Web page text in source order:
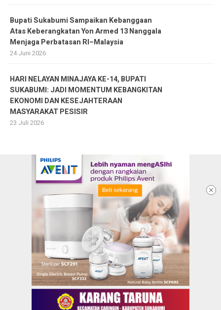
Bupati Sukabumi Sampaikan Kebanggaan
Atas Keberangkatan Yon Armed 13 Nanggala
Menjaga Perbatasan RI–Malaysia
24 Juni 2026
HARI NELAYAN MINAJAYA KE-14, BUPATI
SUKABUMI: JADI MOMENTUM KEBANGKITAN
EKONOMI DAN KESEJAHTERAAN
MASYARAKAT PESISIR
23 Juli 2026
Ketentuan dan Kebijakan Privacy
Panduan Komunitas
Pedoman Media Siber Redaksi Info Iklan Karir Kontak Kami
Copyright @2026 KARANGTARUNANEWS.COM |
BERITA DALAM GENGGAMAN ANAK MUDA
All Rights Reserved